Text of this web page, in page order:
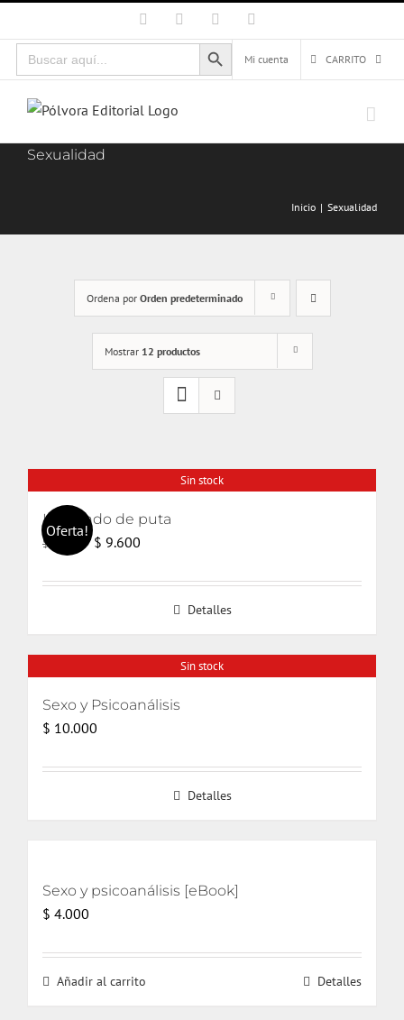
al
contenido
Facebook Instagram
Buscar:
Botón de búsqueda
Mi cuenta
CARRITO
Sexualidad
Inicio Sexualidad
Ordena por Orden predeterminado
Mostrar 12 productos
Sin stock
Oferta!
Haciendo de puta
$
El
original
$ 9.600
actual
Detalles
Sin stock
Sexo y Psicoanálisis
$ 10.000
Detalles
Sexo y psicoanálisis [eBook]
$ 4.000
Añadir al carrito Detalles